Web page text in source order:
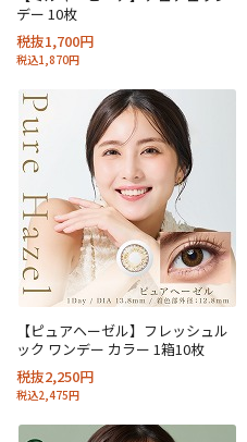
デー 10枚
税抜1,700円
税込1,870円
【ピュアヘーゼル】フレッシュル
ック ワンデー カラー 1箱10枚
税抜2,250円
税込2,475円